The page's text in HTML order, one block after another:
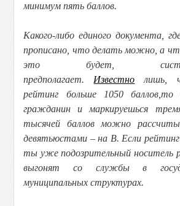
минимум пять баллов.
Какого-либо единого документа,
прописано, что делать можно, а
это будет,
предполагает. Известно лишь,
рейтинг больше 1050
гражданин и маркируешься
тысячей баллов можно
девятьюстами – на B. Если
ты уже подозрительный носитель
выгонят со службы в
муниципальных структурах.